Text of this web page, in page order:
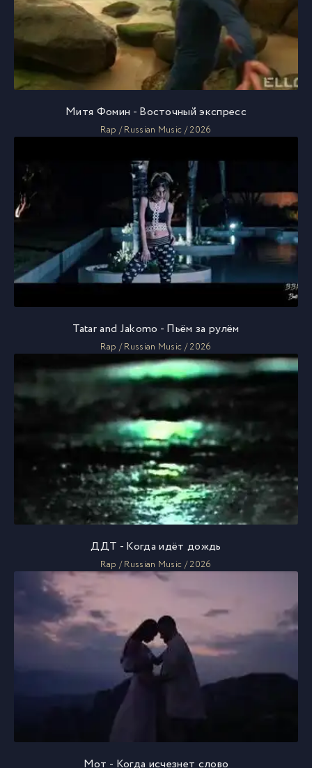
Митя Фомин - Восточный экспресс
Rap / Russian Music / 2026
Tatar and Jakomo - Пьём за рулём
Rap / Russian Music / 2026
ДДТ - Когда идёт дождь
Rap / Russian Music / 2026
Мот - Когда исчезнет слово